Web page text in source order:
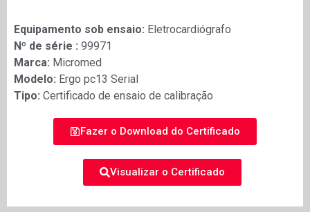
Equipamento sob ensaio: Eletrocardiógrafo
Nº de série : 99971
Marca: Micromed
Modelo: Ergo pc13 Serial
Tipo: Certificado de ensaio de calibração
Fazer o Download do Certificado
Visualizar o Certificado